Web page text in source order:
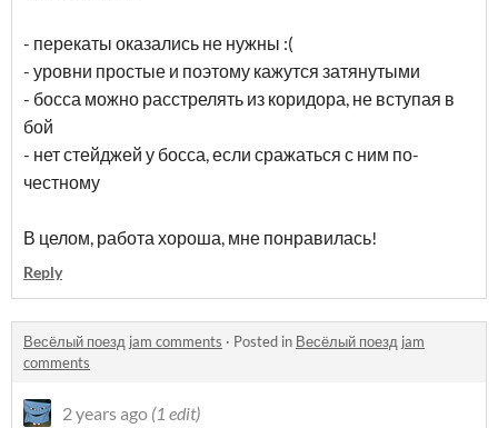
- перекаты оказались не нужны :(
- уровни простые и поэтому кажутся затянутыми
- босса можно расстрелять из коридора, не вступая в
бой
- нет стейджей у босса, если сражаться с ним по-
честному
В целом, работа хороша, мне понравилась!
Reply
Весёлый поезд jam comments · Posted in Весёлый поезд jam
comments
2 years ago (1 edit)